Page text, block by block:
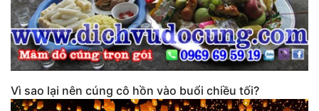
Vì sao lại nên cúng cô hồn vào buổi chiều tối?